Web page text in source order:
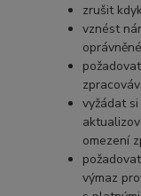
zrušit
vznést
vyžádat
omezení
výmaz